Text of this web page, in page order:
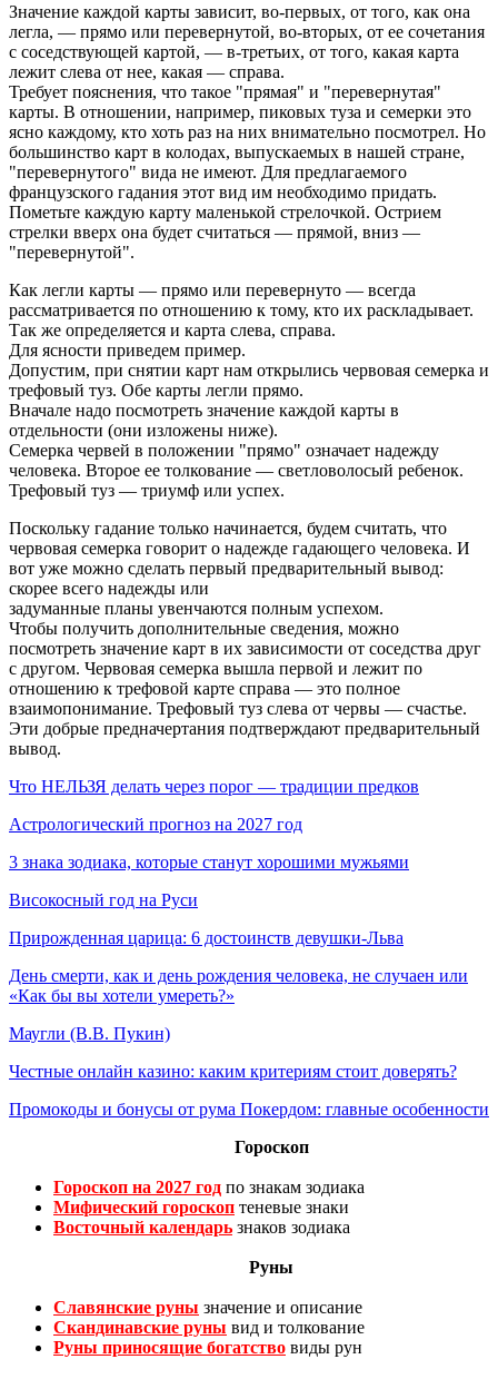
Значение каждой карты зависит, во-первых, от того, как она
легла, — прямо или перевернутой, во-вторых, от ее сочетания
с соседствующей картой, — в-третьих, от того, какая карта
лежит слева от нее, какая — справа.
Требует пояснения, что такое "прямая" и "перевернутая"
карты. В отношении, например, пиковых туза и семерки это
ясно каждому, кто хоть раз на них внимательно посмотрел. Но
большинство карт в колодах, выпускаемых в нашей стране,
"перевернутого" вида не имеют. Для предлагаемого
французского гадания этот вид им необходимо придать.
Пометьте каждую карту маленькой стрелочкой. Острием
стрелки вверх она будет считаться — прямой, вниз —
"перевернутой".
Как легли карты — прямо или перевернуто — всегда
рассматривается по отношению к тому, кто их раскладывает.
Так же определяется и карта слева, справа.
Для ясности приведем пример.
Допустим, при снятии карт нам открылись червовая семерка и
трефовый туз. Обе карты легли прямо.
Вначале надо посмотреть значение каждой карты в
отдельности (они изложены ниже).
Семерка червей в положении "прямо" означает надежду
человека. Второе ее толкование — светловолосый ребенок.
Трефовый туз — триумф или успех.
Поскольку гадание только начинается, будем считать, что
червовая семерка говорит о надежде гадающего человека. И
вот уже можно сделать первый предварительный вывод:
скорее всего надежды или
задуманные планы увенчаются полным успехом.
Чтобы получить дополнительные сведения, можно
посмотреть значение карт в их зависимости от соседства друг
с другом. Червовая семерка вышла первой и лежит по
отношению к трефовой карте справа — это полное
взаимопонимание. Трефовый туз слева от червы — счастье.
Эти добрые предначертания подтверждают предварительный
вывод.
Что НЕЛЬЗЯ делать через порог — традиции предков
Астрологический прогноз на 2027 год
3 знака зодиака, которые станут хорошими мужьями
Високосный год на Руси
Прирожденная царица: 6 достоинств девушки-Льва
День смерти, как и день рождения человека, не случаен или
«Как бы вы хотели умереть?»
Маугли (В.В. Пукин)
Честные онлайн казино: каким критериям стоит доверять?
Промокоды и бонусы от рума Покердом: главные особенности
Гороскоп
Гороскоп на 2027 год по знакам зодиака
Мифический гороскоп теневые знаки
Восточный календарь знаков зодиака
Руны
Славянские руны значение и описание
Скандинавские руны вид и толкование
Руны приносящие богатство виды рун